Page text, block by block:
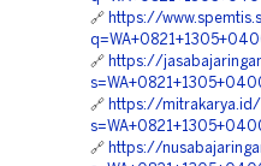
🔗 https://
🔗 https://
🔗 https://mitrakarya.id/
🔗 https://